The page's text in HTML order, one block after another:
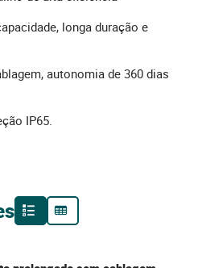
longa duração e
autonomia de 360 dias
IP65.